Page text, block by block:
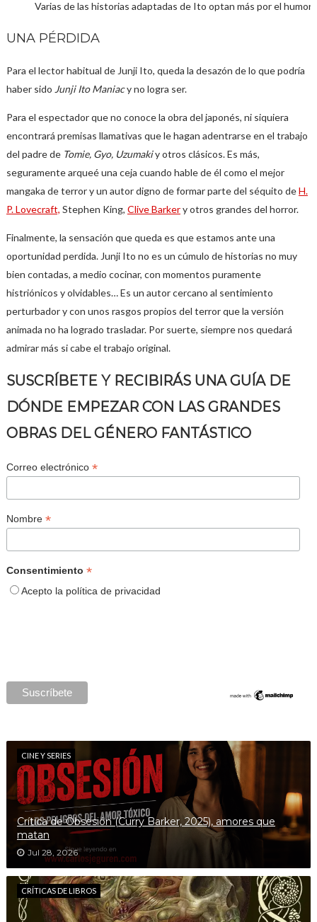
Varias de las historias adaptadas de Ito optan más por el humor
UNA PÉRDIDA
Para el lector habitual de Junji Ito, queda la desazón de lo que podría
haber sido Junji Ito Maniacy no logra ser.
Para el espectador que no conoce la obra del japonés, ni siquiera
encontrará premisas llamativas que le hagan adentrarse en el trabajo
del padre de Tomie, Gyo, Uzumakiy otros clásicos. Es más,
seguramente arqueé una ceja cuando hable de él como el mejor
mangaka de terror y un autor digno de formar parte del séquito deH.
P. Lovecraft, Stephen King, Clive Barkery otros grandes del horror.
Finalmente, la sensación que queda es que estamos ante una
oportunidad perdida. Junji Ito no es un cúmulo de historias no muy
bien contadas, a medio cocinar, con momentos puramente
histriónicos y olvidables… Es un autor cercano al sentimiento
perturbador y con unos rasgos propios del terror que la versión
animada no ha logrado trasladar. Por suerte, siempre nos quedará
admirar más si cabe el trabajo original.
SUSCRÍBETE Y RECIBIRÁS UNA GUÍA DE
DÓNDE EMPEZAR CON LAS GRANDES
OBRAS DEL GÉNERO FANTÁSTICO
Correo electrónico *
Nombre *
Consentimiento *
Acepto la política de privacidad
CINE Y SERIES
Crítica de Obsesión (Curry Barker, 2025), amores que
matan
Jul 28, 2026
CRÍTICAS DE LIBROS